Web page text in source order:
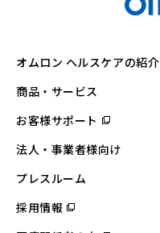
オムロン ヘルスケアの紹介
商品・サービス
お客様サポート （別
ィ
ン
法人・事業者様向け
プレスルーム
採用情報 （別